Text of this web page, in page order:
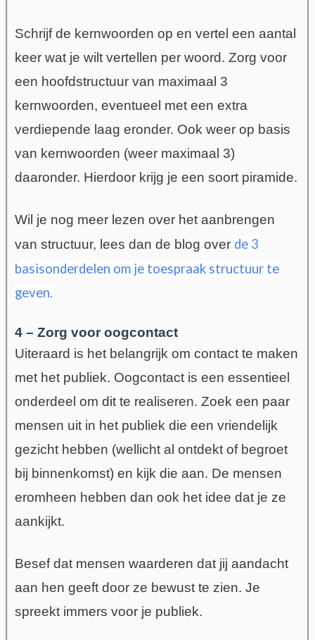
Schrijf de kernwoorden op en vertel een aantal
keer wat je wilt vertellen per woord. Zorg voor
een hoofdstructuur van maximaal 3
kernwoorden, eventueel met een extra
verdiepende laag eronder. Ook weer op basis
van kernwoorden (weer maximaal 3)
daaronder. Hierdoor krijg je een soort piramide.
Wil je nog meer lezen over het aanbrengen
van structuur, lees dan de blog over de 3
basisonderdelen om je toespraak structuur te
geven.
4 – Zorg voor oogcontact
Uiteraard is het belangrijk om contact te maken
met het publiek. Oogcontact is een essentieel
onderdeel om dit te realiseren. Zoek een paar
mensen uit in het publiek die een vriendelijk
gezicht hebben (wellicht al ontdekt of begroet
bij binnenkomst) en kijk die aan. De mensen
eromheen hebben dan ook het idee dat je ze
aankijkt.
Besef dat mensen waarderen dat jij aandacht
aan hen geeft door ze bewust te zien. Je
spreekt immers voor je publiek.